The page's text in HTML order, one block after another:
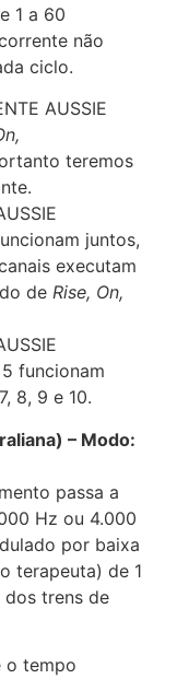
1 a 60
não
ciclo.
AUSSIE
teremos
juntos,
executam
de Rise, On,
5 funcionam
8, 9 e 10.
– Modo:
passa a
Hz ou 4.000
por baixa
terapeuta) de 1
dos trens de
o tempo